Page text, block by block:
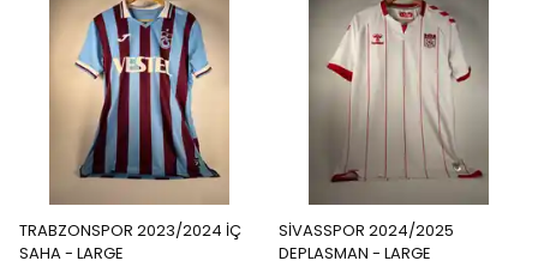
TRABZONSPOR 2023/2024 İÇ
SAHA - LARGE
SİVASSPOR 2024/2025
DEPLASMAN - LARGE